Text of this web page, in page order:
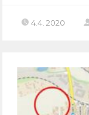
4.4. 2020